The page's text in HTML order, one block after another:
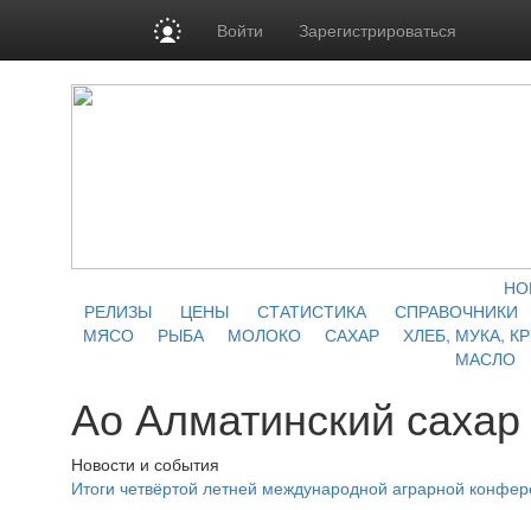
Войти Зарегистрироваться
РЕЛИЗЫ
ЦЕНЫ СТАТИСТИКА
СПРАВОЧНИКИ
МЯСО
РЫБА МОЛОКО САХАР
ХЛЕБ, МУКА,
МАСЛО
Ао Алматинский сахар
Новости и события
Итоги четвёртой летней международной аграрной